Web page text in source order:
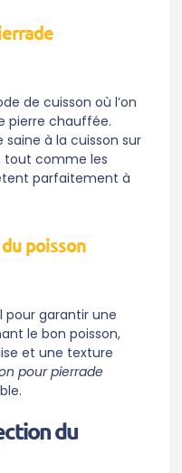
de cuisson où l’on
pierre chauffée.
saine à la cuisson sur
tout comme les
parfaitement à
poisson
pour garantir une
le bon poisson,
et une texture
pour pierrade
du